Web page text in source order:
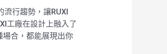
流行趨勢，讓RUXI
工廠在設計上融入了
合，都能展現出你